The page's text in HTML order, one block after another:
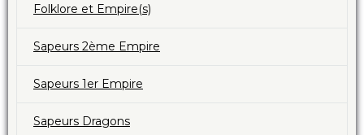
Folklore et Empire(s)
Sapeurs 2ème Empire
Sapeurs 1er Empire
Sapeurs Dragons